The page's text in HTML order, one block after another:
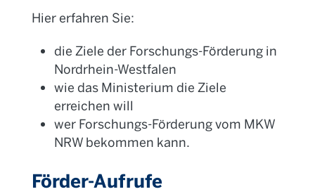
Hier erfahren Sie:
die Ziele der Forschungs-Förderung in
Nordrhein-Westfalen
wie das Ministerium die Ziele
erreichen will
wer Forschungs-Förderung vom MKW
NRW bekommen kann.
Förder-Aufrufe